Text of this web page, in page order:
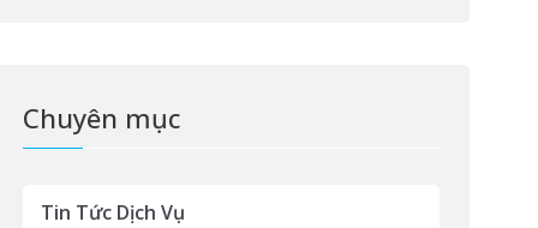
Chuyên mục
Tin Tức Dịch Vụ